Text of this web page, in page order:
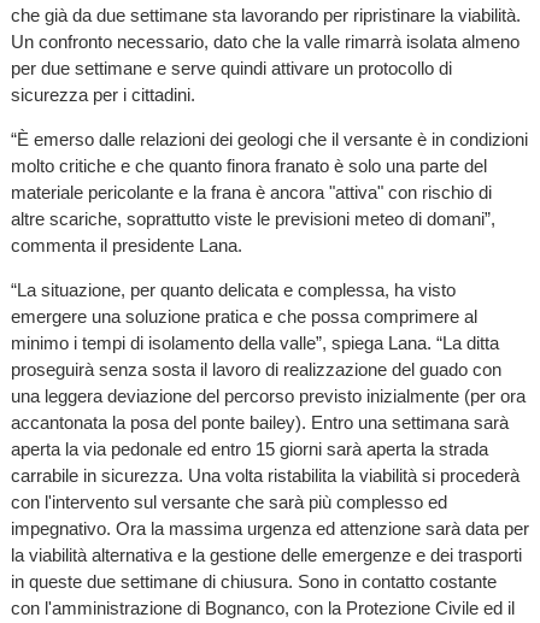
che già da due settimane sta lavorando per ripristinare la viabilità.
Un confronto necessario, dato che la valle rimarrà isolata almeno
per due settimane e serve quindi attivare un protocollo di
sicurezza per i cittadini.
“È emerso dalle relazioni dei geologi che il versante è in condizioni
molto critiche e che quanto finora franato è solo una parte del
materiale pericolante e la frana è ancora "attiva" con rischio di
altre scariche, soprattutto viste le previsioni meteo di domani”,
commenta il presidente Lana.
“La situazione, per quanto delicata e complessa, ha visto
emergere una soluzione pratica e che possa comprimere al
minimo i tempi di isolamento della valle”, spiega Lana. “La ditta
proseguirà senza sosta il lavoro di realizzazione del guado con
una leggera deviazione del percorso previsto inizialmente (per ora
accantonata la posa del ponte bailey). Entro una settimana sarà
aperta la via pedonale ed entro 15 giorni sarà aperta la strada
carrabile in sicurezza. Una volta ristabilita la viabilità si procederà
con l'intervento sul versante che sarà più complesso ed
impegnativo. Ora la massima urgenza ed attenzione sarà data per
la viabilità alternativa e la gestione delle emergenze e dei trasporti
in queste due settimane di chiusura. Sono in contatto costante
con l'amministrazione di Bognanco, con la Protezione Civile ed il